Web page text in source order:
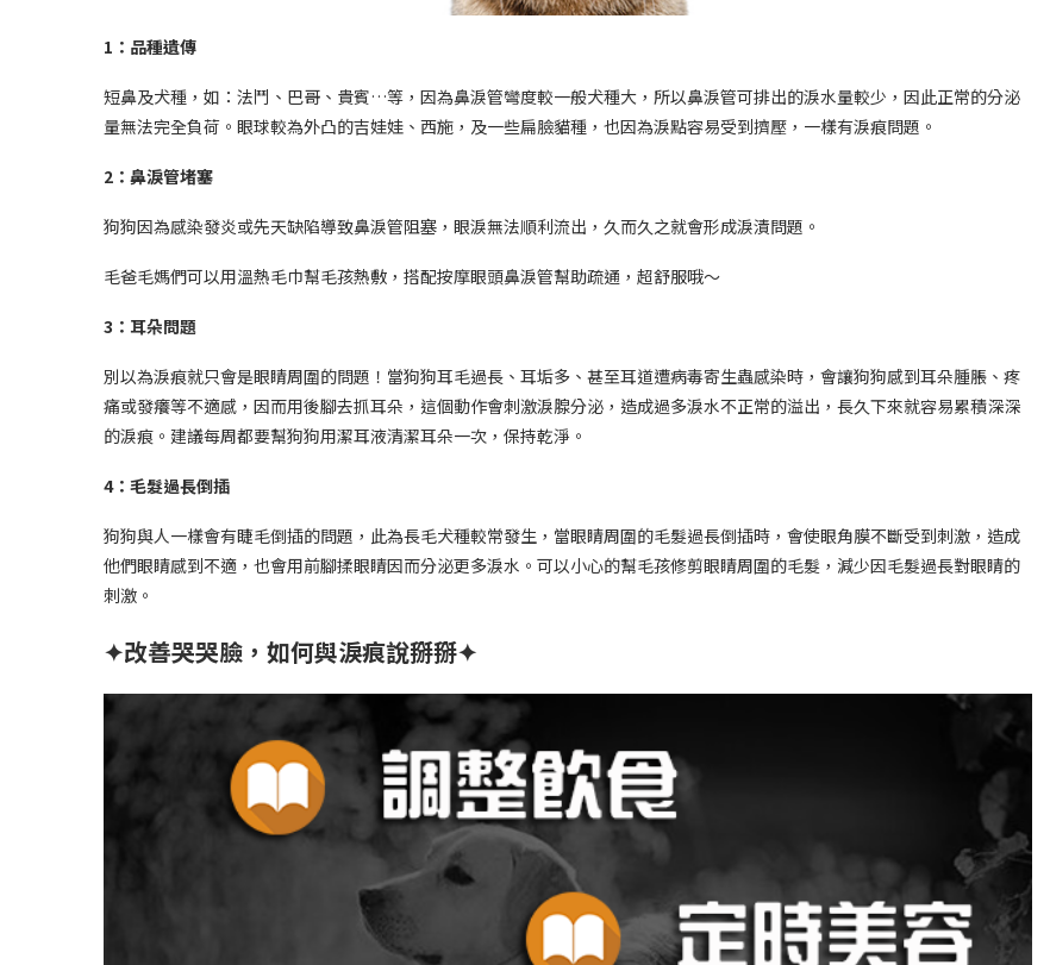
1：品種遺傳
短鼻及犬種，如：法鬥、巴哥、貴賓…等，因為鼻淚管彎度較一般犬種大，所以鼻淚管可排出的淚水量較少，因此正常的分泌
量無法完全負荷。眼球較為外凸的吉娃娃、西施，及一些扁臉貓種，也因為淚點容易受到擠壓，一樣有淚痕問題。
2：鼻淚管堵塞
狗狗因為感染發炎或先天缺陷導致鼻淚管阻塞，眼淚無法順利流出，久而久之就會形成淚漬問題。
毛爸毛媽們可以用溫熱毛巾幫毛孩熱敷，搭配按摩眼頭鼻淚管幫助疏通，超舒服哦～
3：耳朵問題
別以為淚痕就只會是眼睛周圍的問題！當狗狗耳毛過長、耳垢多、甚至耳道遭病毒寄生蟲感染時，會讓狗狗感到耳朵腫脹、疼
痛或發癢等不適感，因而用後腳去抓耳朵，這個動作會刺激淚腺分泌，造成過多淚水不正常的溢出，長久下來就容易累積深深
的淚痕。建議每周都要幫狗狗用潔耳液清潔耳朵一次，保持乾淨。
4：毛髮過長倒插
狗狗與人一樣會有睫毛倒插的問題，此為長毛犬種較常發生，當眼睛周圍的毛髮過長倒插時，會使眼角膜不斷受到刺激，造成
他們眼睛感到不適，也會用前腳揉眼睛因而分泌更多淚水。可以小心的幫毛孩修剪眼睛周圍的毛髮，減少因毛髮過長對眼睛的
刺激。
✦改善哭哭臉，如何與淚痕說掰掰✦